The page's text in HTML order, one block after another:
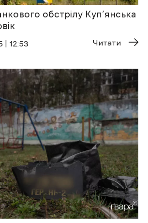
обстрілу Куп’янська
| 12:53 Читати